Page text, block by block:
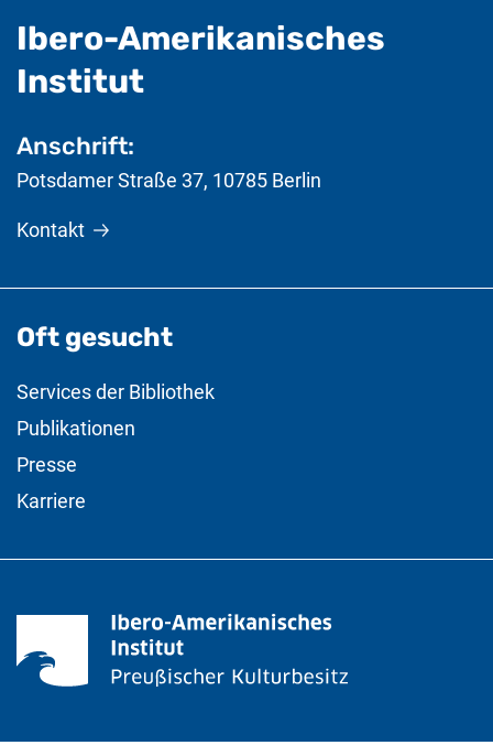
Ibero-Amerikanisches
Institut- nützliche
Anschrift:
Potsdamer Straße 37, 10785 Berlin
Kontakt
Oft gesucht
Services der Bibliothek
Publikationen
Presse
Karriere